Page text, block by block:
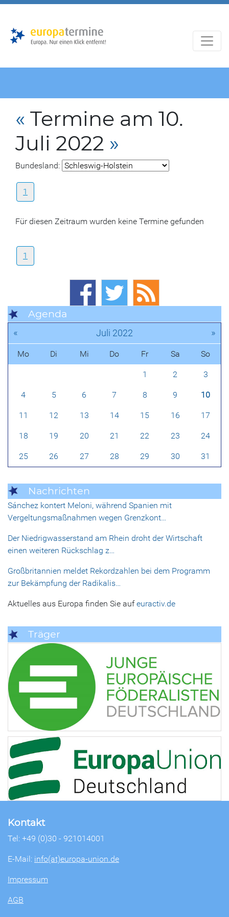
« Termine am 10.
Juli 2022 »
Bundesland:
1
Für diesen Zeitraum wurden keine Termine gefunden
1
Agenda
« Juli 2022 »
Mo Di Mi Do Fr Sa So
1 2 3
4 5 6 7 8 9 10
11 12 13 14 15 16 17
18 19 20 21 22 23 24
25 26 27 28 29 30 31
Nachrichten
Sánchez kontert Meloni, während Spanien mit
Vergeltungsmaßnahmen wegen Grenzkont…
Der Niedrigwasserstand am Rhein droht der Wirtschaft
einen weiteren Rückschlag z…
Großbritannien meldet Rekordzahlen bei dem Programm
zur Bekämpfung der Radikalis…
Aktuelles aus Europa finden Sie aufeuractiv.de
Träger
Kontakt
Tel: +49 (0)30 - 921014001
E-Mail: info(at)europa-union.de
Impressum
AGB